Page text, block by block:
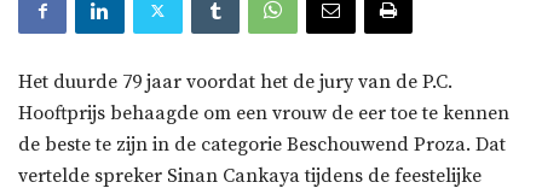
Het duurde 79 jaar voordat het de jury van de P.C.
Hooftprijs behaagde om een vrouw de eer toe te kennen
de beste te zijn in de categorie Beschouwend Proza. Dat
vertelde spreker Sinan Cankaya tijdens de feestelijke